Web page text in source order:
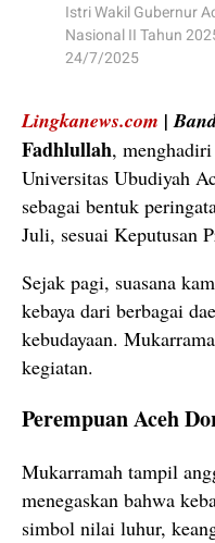
Istri Wakil Gubernur
Nasional II Tahun
24/7/2025
Lingkanews.com |
Fadhlullah, menghadiri
Universitas Ubudiyah
sebagai bentuk
Juli, sesuai Keputusan
Sejak pagi, suasana
kebaya dari berbagai
kebudayaan.
kegiatan.
Perempuan Aceh
Mukarramah tampil
menegaskan bahwa
simbol nilai luhur,